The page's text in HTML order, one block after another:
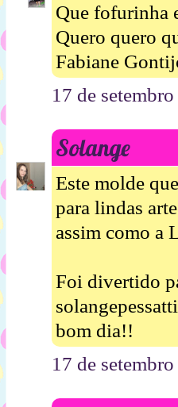
Que fofurinha
Quero quero
Fabiane
17 de
Solange
Este molde
para lindas
assim como a
Foi divertido
bom dia!!
17 de